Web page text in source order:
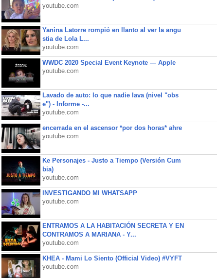
youtube.com
Yanina Latorre rompió en llanto al ver la angu
stia de Lola L...
youtube.com
WWDC 2020 Special Event Keynote — Apple
youtube.com
Lavado de auto: lo que nadie lava (nivel "obs
e") - Informe -...
youtube.com
encerrada en el ascensor *por dos horas* ahre
youtube.com
Ke Personajes - Justo a Tiempo (Versión Cum
bia)
youtube.com
INVESTIGANDO MI WHATSAPP
youtube.com
ENTRAMOS A LA HABITACIÓN SECRETA Y EN
CONTRAMOS A MARIANA - Y...
youtube.com
KHEA - Mami Lo Siento (Official Video) #VYFT
youtube.com